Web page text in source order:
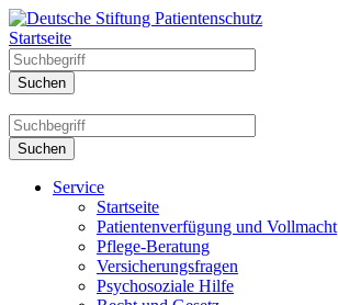
Startseite
Service
Startseite
Patientenverfügung und Vollmacht
Pflege-Beratung
Versicherungsfragen
Psychosoziale Hilfe